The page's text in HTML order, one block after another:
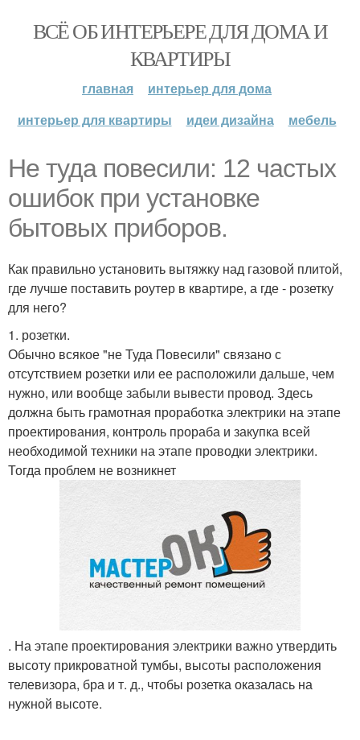
ВСЁ ОБ ИНТЕРЬЕРЕ ДЛЯ ДОМА И
КВАРТИРЫ
главная
интерьер для дома
интерьер для квартиры
идеи дизайна мебель
Не туда повесили: 12 частых
ошибок при установке
бытовых приборов.
Как правильно установить вытяжку над газовой плитой,
где лучше поставить роутер в квартире, а где - розетку
для него?
1. розетки.
Обычно всякое "не Туда Повесили" связано с
отсутствием розетки или ее расположили дальше, чем
нужно, или вообще забыли вывести провод. Здесь
должна быть грамотная проработка электрики на этапе
проектирования, контроль прораба и закупка всей
необходимой техники на этапе проводки электрики.
Тогда проблем не возникнет
. На этапе проектирования электрики важно утвердить
высоту прикроватной тумбы, высоты расположения
телевизора, бра и т. д., чтобы розетка оказалась на
нужной высоте.